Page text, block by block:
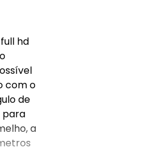
hd
com o
de
para
a